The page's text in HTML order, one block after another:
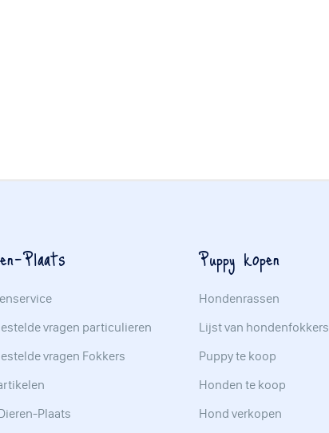
Plaats
vragen particulieren
vragen Fokkers
Plaats
Puppy kopen
Hondenrassen
Lijst van hondenfokkers
Puppy te koop
Honden te koop
Hond verkopen